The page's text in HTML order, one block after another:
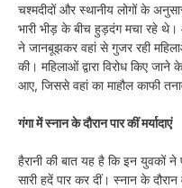
चश्मदीदों और स्थानीय लोगों के
भारी भीड़ के बीच हुड़दंग मचा रहे
ने जानबूझकर वहां से गुजर रही
की। महिलाओं द्वारा विरोध किए
आए, जिससे वहां का माहौल काफी
गंगा में स्नान के दौरान पार कीं मर्यादाएं
हैरानी की बात यह है कि इन युवकों ने
सारी हदें पार कर दीं। स्नान के